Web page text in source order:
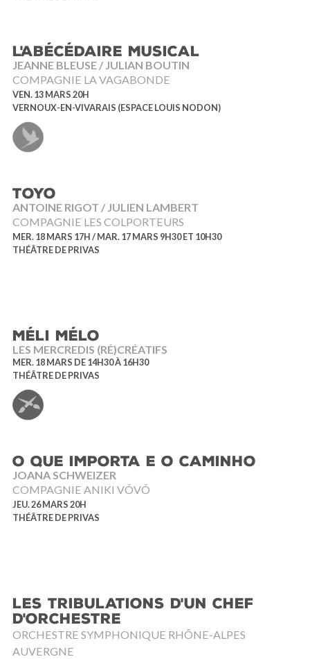
L'ABÉCÉDAIRE MUSICAL
JEANNE BLEUSE / JULIAN BOUTIN
COMPAGNIE LA VAGABONDE
VEN. 13 MARS 20H
VERNOUX-EN-VIVARAIS (ESPACE LOUIS NODON)
TOYO
ANTOINE RIGOT / JULIEN LAMBERT
COMPAGNIE LES COLPORTEURS
MER. 18 MARS 17H / MAR. 17 MARS 9H30 ET 10H30
THÉÂTRE DE PRIVAS
MÉLI MÉLO
LES MERCREDIS (RÉ)CRÉATIFS
MER. 18 MARS DE 14H30 À 16H30
THÉÂTRE DE PRIVAS
O QUE IMPORTA E O CAMINHO
JOANA SCHWEIZER
COMPAGNIE ANIKI VÓVÓ
JEU. 26 MARS 20H
THÉÂTRE DE PRIVAS
LES TRIBULATIONS D'UN CHEF
D'ORCHESTRE
ORCHESTRE SYMPHONIQUE RHÔNE-ALPES
AUVERGNE